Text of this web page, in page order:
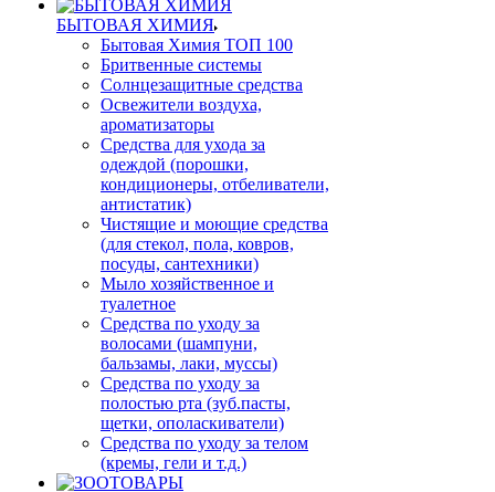
БЫТОВАЯ ХИМИЯ
Бытовая Химия ТОП 100
Бритвенные системы
Солнцезащитные средства
Освежители воздуха,
ароматизаторы
Средства для ухода за
одеждой (порошки,
кондиционеры, отбеливатели,
антистатик)
Чистящие и моющие средства
(для стекол, пола, ковров,
посуды, сантехники)
Мыло хозяйственное и
туалетное
Средства по уходу за
волосами (шампуни,
бальзамы, лаки, муссы)
Средства по уходу за
полостью рта (зуб.пасты,
щетки, ополаскиватели)
Средства по уходу за телом
(кремы, гели и т.д.)